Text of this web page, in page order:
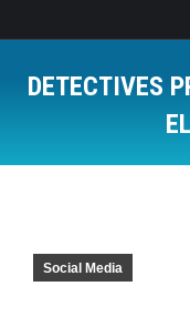
DETECTIVES
Social Media